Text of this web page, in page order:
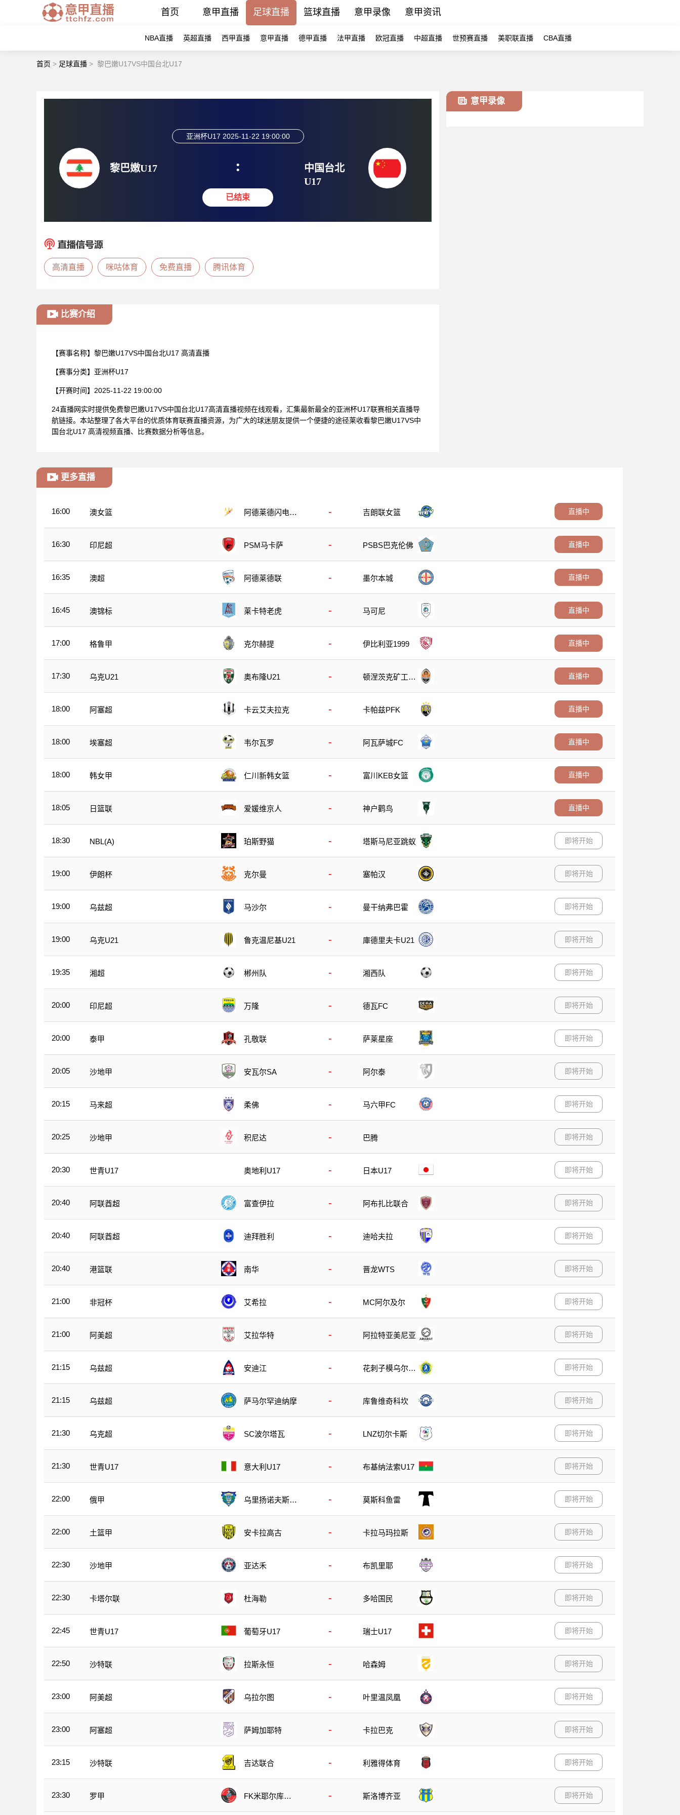
首页 意甲直播 足球直播 篮球直播 意甲录像 意甲资讯
NBA直播 英超直播 西甲直播 意甲直播 德甲直播 法甲直播 欧冠直播 中超直播 世预赛直播 美职联直播 CBA直播
首页 > 足球直播 > 黎巴嫩U17VS中国台北U17
黎巴嫩U17
亚洲杯U17 2025-11-22 19:00:00
:
已结束
中国台北
U17
高清直播 咪咕体育 免费直播 腾讯体育
比赛介绍
【赛事名称】 黎巴嫩U17VS中国台北U17 高清直播
【赛事分类】 亚洲杯U17
【开赛时间】 2025-11-22 19:00:00
24直播网实时提供免费黎巴嫩U17VS中国台北U17高清直播视频在线观看，汇集最新最全的亚洲杯U17联赛相关直播导
航链接。本站整理了各大平台的优质体育联赛直播资源，为广大的球迷朋友提供一个便捷的途径莱收看黎巴嫩U17VS中
国台北U17 高清视频直播、比赛数据分析等信息。
意甲录像
更多直播
16:00 澳女篮
阿德莱德闪电女
- 吉朗联女篮 直播中
16:30 印尼超 PSM马卡萨 - PSBS巴克伦佛 直播中
16:35 澳超 阿德莱德联 - 墨尔本城 直播中
16:45 澳锦标 莱卡特老虎 - 马可尼 直播中
17:00 格鲁甲 克尔赫提 - 伊比利亚1999 直播中
17:30 乌克U21 奥布隆U21 -
顿涅茨克矿工U2
直播中
18:00 阿塞超 卡云艾夫拉克 - 卡帕兹PFK 直播中
18:00 埃塞超 韦尔瓦罗 - 阿瓦萨城FC 直播中
18:00 韩女甲 仁川新韩女篮 - 富川KEB女篮 直播中
18:05 日篮联 爱媛维京人 - 神户鹳鸟 直播中
18:30 NBL(A) 珀斯野猫 - 塔斯马尼亚跳蚁 即将开始
19:00 伊朗杯 克尔曼 - 塞帕汉 即将开始
19:00 乌兹超 马沙尔 - 曼干纳弗巴霍 即将开始
19:00 乌克U21 鲁克温尼基U21 - 庫德里夫卡U21 即将开始
19:35 湘超 郴州队 - 湘西队 即将开始
20:00 印尼超 万隆 - 德瓦FC 即将开始
20:00 泰甲 孔敬联 - 萨莱星座 即将开始
20:05 沙地甲 安瓦尔SA - 阿尔泰 即将开始
20:15 马来超 柔佛 - 马六甲FC 即将开始
20:25 沙地甲 积尼达 - 巴腾 即将开始
20:30 世青U17 奥地利U17 - 日本U17 即将开始
20:40 阿联酋超 富查伊拉 - 阿布扎比联合 即将开始
20:40 阿联酋超 迪拜胜利 - 迪哈夫拉 即将开始
20:40 港篮联 南华 - 晋龙WTS 即将开始
21:00 非冠杯 艾希拉 - MC阿尔及尔 即将开始
21:00 阿美超 艾拉华特 - 阿拉特亚美尼亚 即将开始
21:15 乌兹超 安迪江 -
花刺子模乌尔根
即将开始
21:15 乌兹超 萨马尔罕迪纳摩 - 库鲁维奇科坎 即将开始
21:30 乌克超 SC波尔塔瓦 - LNZ切尔卡斯 即将开始
21:30 世青U17 意大利U17 - 布基纳法索U17 即将开始
22:00 俄甲
乌里扬诺夫斯克
- 莫斯科鱼雷 即将开始
22:00 土篮甲 安卡拉高古 - 卡拉马玛拉斯 即将开始
22:30 沙地甲 亚达禾 - 布凯里耶 即将开始
22:30 卡塔尔联 杜海勒 - 多哈国民 即将开始
22:45 世青U17 葡萄牙U17 - 瑞士U17 即将开始
22:50 沙特联 拉斯永恒 - 哈森姆 即将开始
23:00 阿美超 乌拉尔图 - 叶里温凤凰 即将开始
23:00 阿塞超 萨姆加耶特 - 卡拉巴克 即将开始
23:15 沙特联 吉达联合 - 利雅得体育 即将开始
23:30 罗甲
FK米耶尔库雷
- 斯洛博齐亚 即将开始